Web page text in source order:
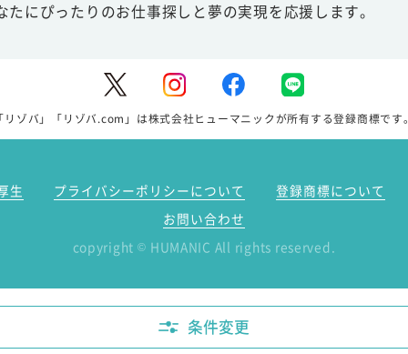
にぴったりのお仕事探しと夢の実現を応援します。
リゾバ」「リゾバ.com」は株式会社ヒューマニックが所有する登録商標です
生 プライバシーポリシーについて
登録商標について
お問い合わせ
copyright © HUMANIC All rights reserved.
条件変更